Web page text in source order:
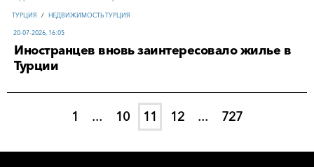
ТУРЦИЯ / НЕДВИЖИМОСТЬ ТУРЦИЯ
20-07-2026, 16:05
Иностранцев вновь заинтересовало жилье в
Турции
1 ... 10 11 12 ... 727